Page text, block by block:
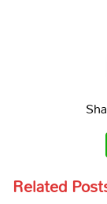
Related